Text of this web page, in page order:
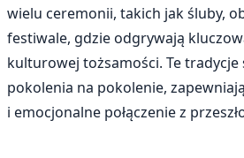
wielu ceremonii, takich jak śluby,
festiwale, gdzie odgrywają
kulturowej tożsamości. Te tradycje
pokolenia na pokolenie,
i emocjonalne połączenie z